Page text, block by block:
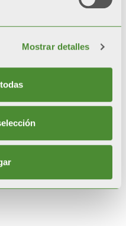
Mostrar detalles
a unico socio
(Brescia) Italia